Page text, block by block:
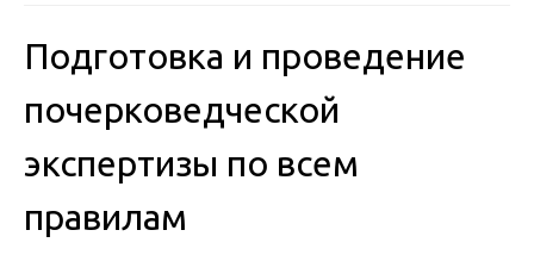
Подготовка и проведение
почерковедческой
экспертизы по всем
правилам